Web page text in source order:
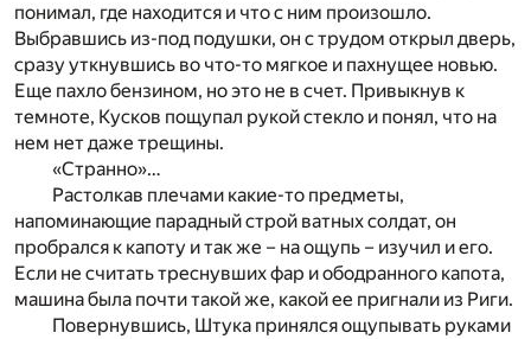
понимал, где находится и что с ним произошло.
Выбравшись из-под подушки, он с трудом открыл дверь,
сразу уткнувшись во что-то мягкое и пахнущее новью.
Еще пахло бензином, но это не в счет. Привыкнув к
темноте, Кусков пощупал рукой стекло и понял, что на
нем нет даже трещины.
«Странно»…
Растолкав плечами какие-то предметы,
напоминающие парадный строй ватных солдат, он
пробрался к капоту и так же – на ощупь – изучил и его.
Если не считать треснувших фар и ободранного капота,
машина была почти такой же, какой ее пригнали из Риги.
Повернувшись, Штука принялся ощупывать руками